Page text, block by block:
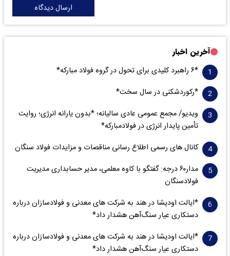
ارسال دیدگاه
آخرین اخبار
*۶ راهبرد کلیدی برای تحول در گروه فولاد مبارکه*
*رکوردشکنی در سال سخت*
ویدیو/ مجمع عمومی عادی سالیانه؛ *بدون یارانه انرژی؛ روایت
تأمین پایدار انرژی در فولادمبارکه*
کانال های رسمی اطلاع رسانی مناقصات و مزایدات فولاد سنگان
مدار‌۶٠ درجه: گفتگو با کاوه معلمی، مدیر حسابداری مدیریت
فولادسنگان
*ایالت اودیشا در هند به شرکت های معدنی و فولادسازان درباره
دستکاری عیار سنگ‌آهن هشدار داد*
*ایالت اودیشا در هند به شرکت های معدنی و فولادسازان درباره
دستکاری عیار سنگ‌آهن هشدار داد*